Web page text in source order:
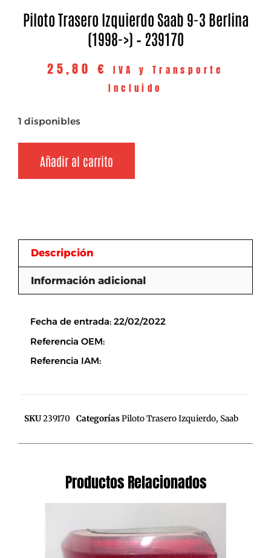
Piloto Trasero Izquierdo Saab 9-3 Berlina
(1998->) – 239170
25,80 €
IVA y Transporte
Incluido
1 disponibles
Añadir al carrito
Descripción
Información adicional
Fecha de entrada: 22/02/2022
Referencia OEM:
Referencia IAM:
SKU239170 CategoríasPiloto Trasero Izquierdo, Saab
Productos Relacionados